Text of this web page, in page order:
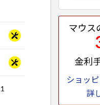
マウス
金利
ショッ
詳